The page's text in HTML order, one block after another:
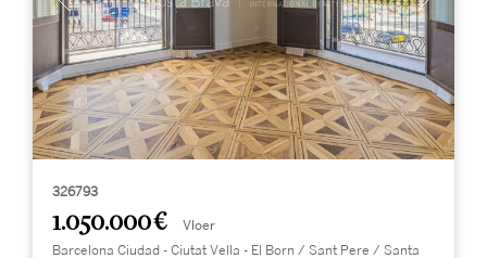
326793
1.050.000 € Vloer
Barcelona Ciudad - Ciutat Vella - El Born / Sant Pere / Santa